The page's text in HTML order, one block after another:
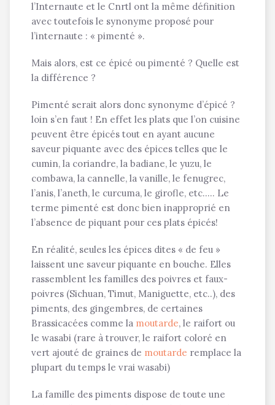
l’Internaute et le Cnrtl ont la même définition
avec toutefois le synonyme proposé pour
l’internaute : « pimenté ».
Mais alors, est ce épicé ou pimenté ? Quelle est
la différence ?
Pimenté serait alors donc synonyme d’épicé ?
loin s’en faut ! En effet les plats que l’on cuisine
peuvent être épicés tout en ayant aucune
saveur piquante avec des épices telles que le
cumin, la coriandre, la badiane, le yuzu, le
combawa, la cannelle, la vanille, le fenugrec,
l’anis, l’aneth, le curcuma, le girofle, etc..… Le
terme pimenté est donc bien inapproprié en
l’absence de piquant pour ces plats épicés!
En réalité, seules les épices dites « de feu »
laissent une saveur piquante en bouche. Elles
rassemblent les familles des poivres et faux-
poivres (Sichuan, Timut, Maniguette, etc..), des
piments, des gingembres, de certaines
Brassicacées comme la moutarde, le raifort ou
le wasabi (rare à trouver, le raifort coloré en
vert ajouté de graines de moutarde remplace la
plupart du temps le vrai wasabi)
La famille des piments dispose de toute une